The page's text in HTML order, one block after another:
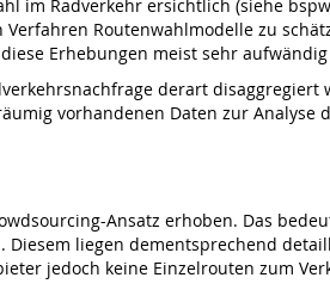
im Radverkehr ersichtlich (siehe
Routenwahlmodelle zu
Erhebungen meist sehr
derart
vorhandenen Daten zur Analyse
Ansatz erhoben. Das
liegen dementsprechend
jedoch keine Einzelrouten zum